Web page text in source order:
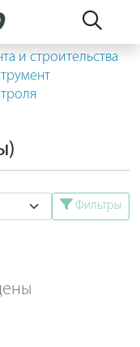
и строительства
Фильтры